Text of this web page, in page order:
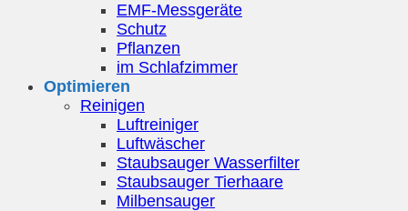
EMF-Messgeräte
Schutz
Pflanzen
im Schlafzimmer
Optimieren
Reinigen
Luftreiniger
Luftwäscher
Staubsauger Wasserfilter
Staubsauger Tierhaare
Milbensauger